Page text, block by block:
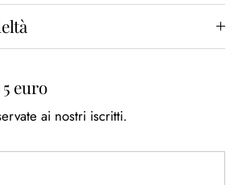
euro
ai nostri iscritti.